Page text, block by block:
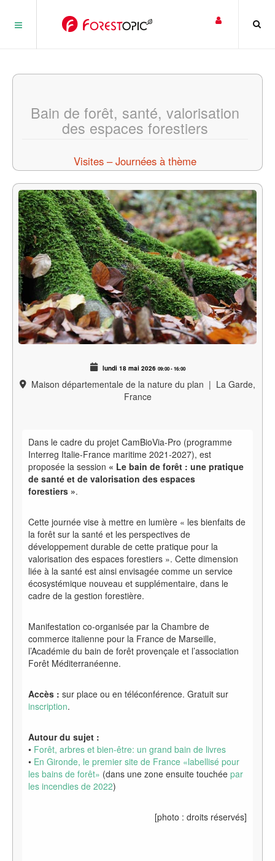
Bain de forêt, santé, valorisation
des espaces forestiers
Visites – Journées à thème
lundi 18 mai 2026 09:00-16:00
Maison départementale de la nature du plan | La Garde,
France
Dans le cadre du projet CamBioVia-Pro (programme
Interreg Italie-France maritime 2021-2027), est
proposée la session « Le bain de forêt : une pratique
de santé et de valorisation des espaces
forestiers ».
Cette journée vise à mettre en lumière « les bienfaits de
la forêt sur la santé et les perspectives de
développement durable de cette pratique pour la
valorisation des espaces forestiers ». Cette dimension
liée à la santé est ainsi envisagée comme un service
écosystémique nouveau et supplémentaire, dans le
cadre de la gestion forestière.
Manifestation co-organisée par la Chambre de
commerce italienne pour la France de Marseille,
l’Académie du bain de forêt provençale et l’association
Forêt Méditerranéenne.
Accès : sur place ou en téléconférence. Gratuit sur
inscription.
Autour du sujet :
• Forêt, arbres et bien-être: un grand bain de livres
• En Gironde, le premier site de France «labellisé pour
les bains de forêt» (dans une zone ensuite touchée par
les incendies de 2022)
[photo : droits réservés]